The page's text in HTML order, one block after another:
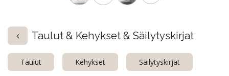
Taulut & Kehykset & Säilytyskirjat
Taulut Kehykset Säilytyskirjat